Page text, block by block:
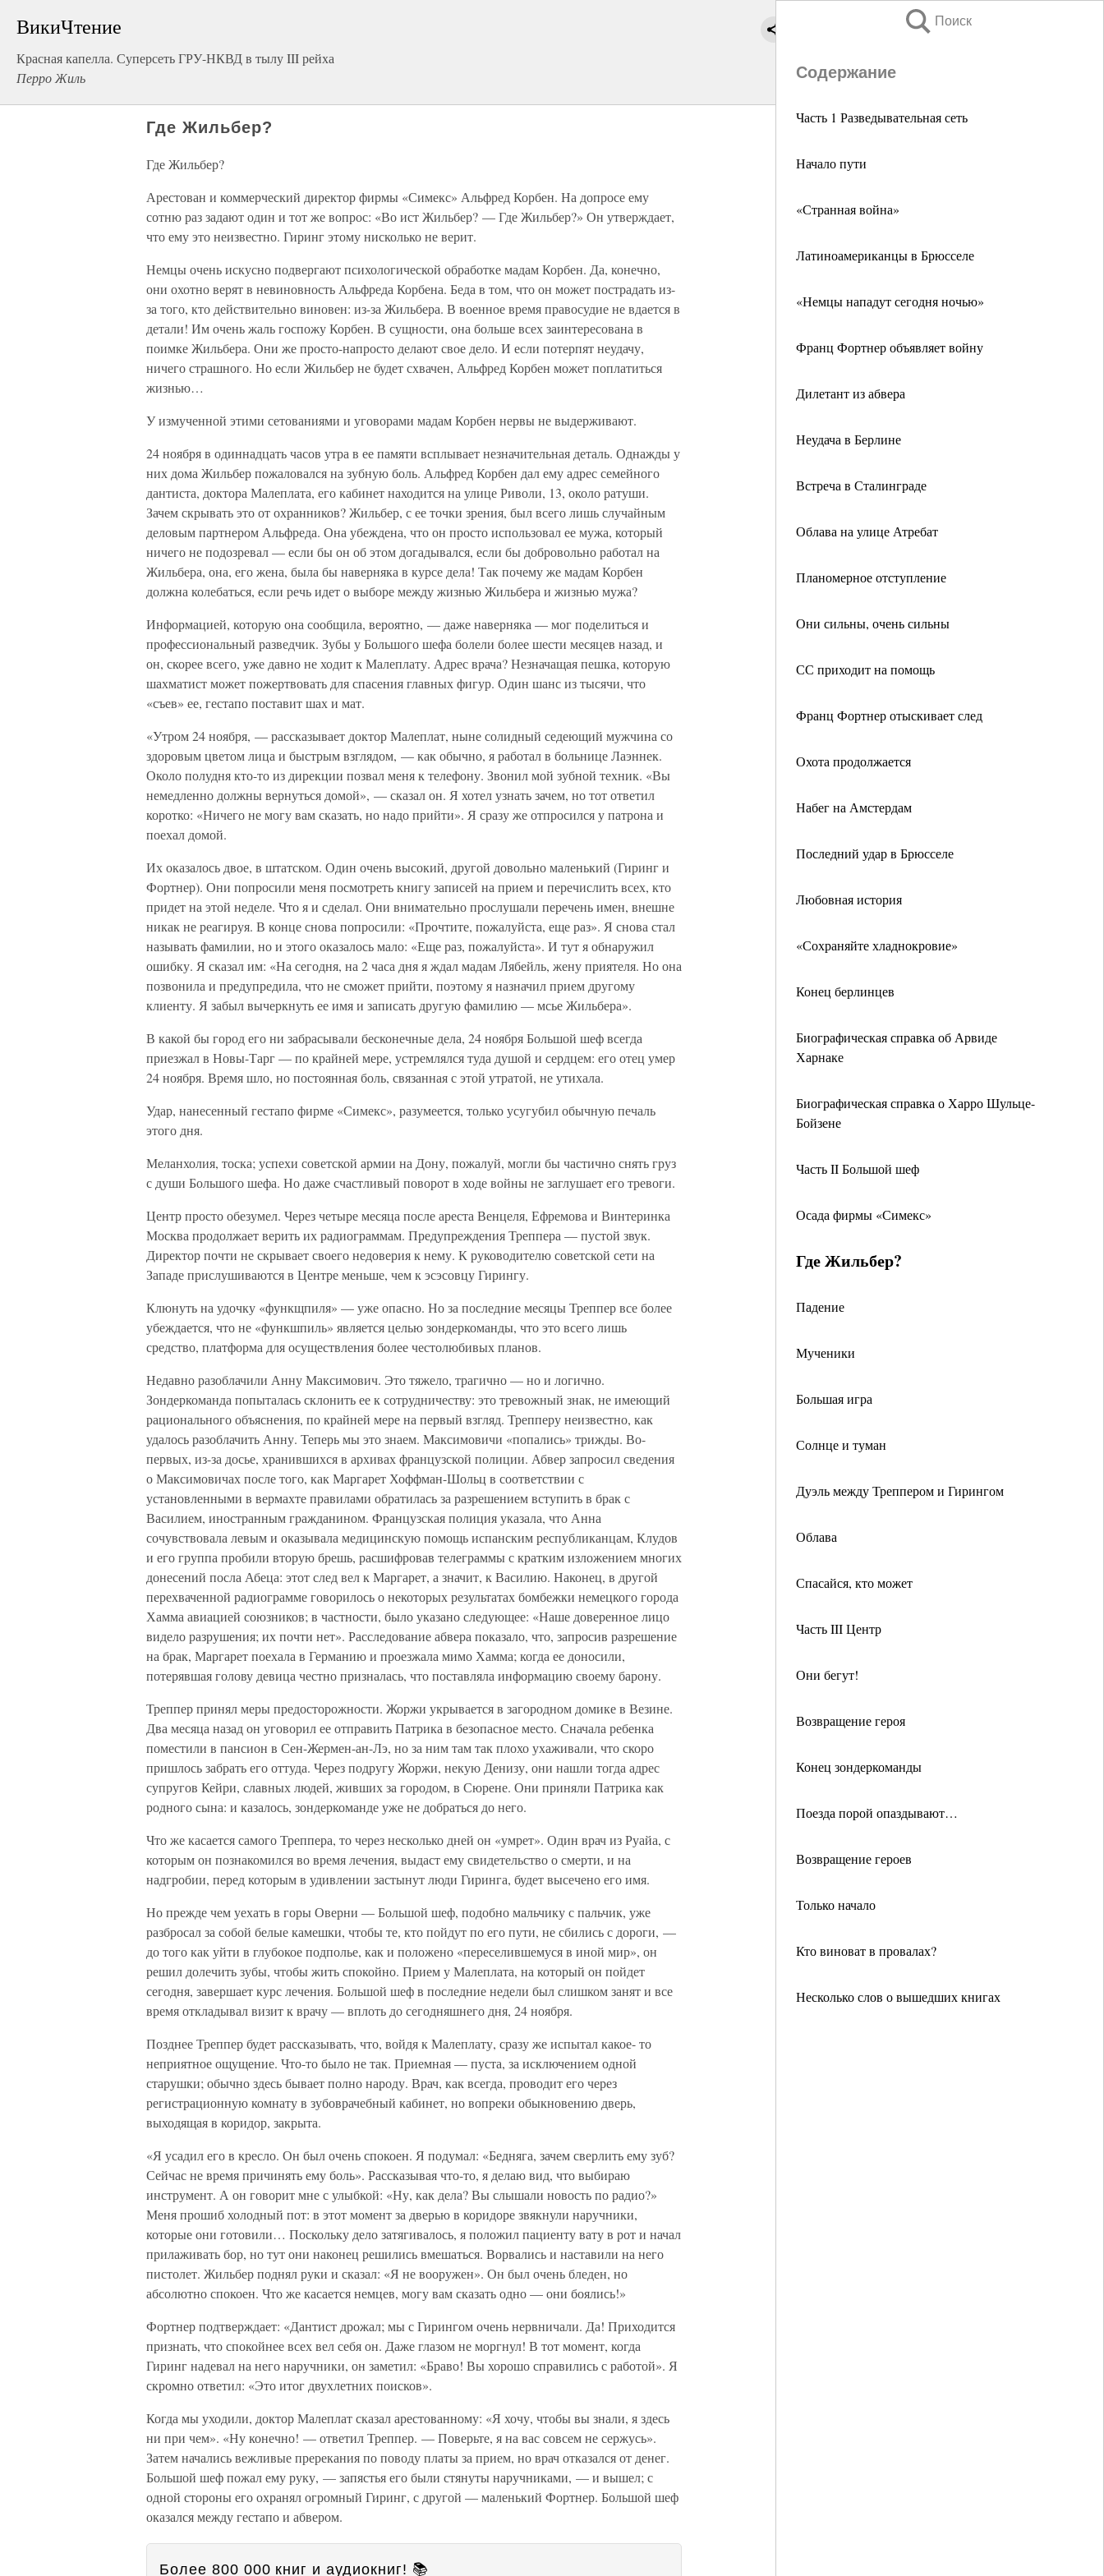
ВикиЧтение
Красная капелла. Суперсеть ГРУ-НКВД в тылу III рейха
Перро Жиль
Поиск
Содержание
Часть 1 Разведывательная сеть
Начало пути
«Странная война»
Латиноамериканцы в Брюсселе
«Немцы нападут сегодня ночью»
Франц Фортнер объявляет войну
Дилетант из абвера
Неудача в Берлине
Встреча в Сталинграде
Облава на улице Атребат
Планомерное отступление
Они сильны, очень сильны
СС приходит на помощь
Франц Фортнер отыскивает след
Охота продолжается
Набег на Амстердам
Последний удар в Брюсселе
Любовная история
«Сохраняйте хладнокровие»
Конец берлинцев
Биографическая справка об Арвиде
Харнаке
Биографическая справка о Харро Шульце-
Бойзене
Часть II Большой шеф
Осада фирмы «Симекс»
Где Жильбер?
Падение
Мученики
Большая игра
Солнце и туман
Дуэль между Треппером и Гирингом
Облава
Спасайся, кто может
Часть III Центр
Они бегут!
Возвращение героя
Конец зондеркоманды
Поезда порой опаздывают…
Возвращение героев
Только начало
Кто виноват в провалах?
Несколько слов о вышедших книгах
Где Жильбер?
Где Жильбер?
Арестован и коммерческий директор фирмы «Симекс» Альфред Корбен. На допросе ему
сотню раз задают один и тот же вопрос: «Во ист Жильбер? — Где Жильбер?» Он утверждает,
что ему это неизвестно. Гиринг этому нисколько не верит.
Немцы очень искусно подвергают психологической обработке мадам Корбен. Да, конечно,
они охотно верят в невиновность Альфреда Корбена. Беда в том, что он может пострадать из-
за того, кто действительно виновен: из-за Жильбера. В военное время правосудие не вдается в
детали! Им очень жаль госпожу Корбен. В сущности, она больше всех заинтересована в
поимке Жильбера. Они же просто-напросто делают свое дело. И если потерпят неудачу,
ничего страшного. Но если Жильбер не будет схвачен, Альфред Корбен может поплатиться
жизнью…
У измученной этими сетованиями и уговорами мадам Корбен нервы не выдерживают.
24 ноября в одиннадцать часов утра в ее памяти всплывает незначительная деталь. Однажды у
них дома Жильбер пожаловался на зубную боль. Альфред Корбен дал ему адрес семейного
дантиста, доктора Малеплата, его кабинет находится на улице Риволи, 13, около ратуши.
Зачем скрывать это от охранников? Жильбер, с ее точки зрения, был всего лишь случайным
деловым партнером Альфреда. Она убеждена, что он просто использовал ее мужа, который
ничего не подозревал — если бы он об этом догадывался, если бы добровольно работал на
Жильбера, она, его жена, была бы наверняка в курсе дела! Так почему же мадам Корбен
должна колебаться, если речь идет о выборе между жизнью Жильбера и жизнью мужа?
Информацией, которую она сообщила, вероятно, — даже наверняка — мог поделиться и
профессиональный разведчик. Зубы у Большого шефа болели более шести месяцев назад, и
он, скорее всего, уже давно не ходит к Малеплату. Адрес врача? Незначащая пешка, которую
шахматист может пожертвовать для спасения главных фигур. Один шанс из тысячи, что
«съев» ее, гестапо поставит шах и мат.
«Утром 24 ноября, — рассказывает доктор Малеплат, ныне солидный седеющий мужчина со
здоровым цветом лица и быстрым взглядом, — как обычно, я работал в больнице Лаэннек.
Около полудня кто-то из дирекции позвал меня к телефону. Звонил мой зубной техник. «Вы
немедленно должны вернуться домой», — сказал он. Я хотел узнать зачем, но тот ответил
коротко: «Ничего не могу вам сказать, но надо прийти». Я сразу же отпросился у патрона и
поехал домой.
Их оказалось двое, в штатском. Один очень высокий, другой довольно маленький (Гиринг и
Фортнер). Они попросили меня посмотреть книгу записей на прием и перечислить всех, кто
придет на этой неделе. Что я и сделал. Они внимательно прослушали перечень имен, внешне
никак не реагируя. В конце снова попросили: «Прочтите, пожалуйста, еще раз». Я снова стал
называть фамилии, но и этого оказалось мало: «Еще раз, пожалуйста». И тут я обнаружил
ошибку. Я сказал им: «На сегодня, на 2 часа дня я ждал мадам Лябейль, жену приятеля. Но она
позвонила и предупредила, что не сможет прийти, поэтому я назначил прием другому
клиенту. Я забыл вычеркнуть ее имя и записать другую фамилию — мсье Жильбера».
В какой бы город его ни забрасывали бесконечные дела, 24 ноября Большой шеф всегда
приезжал в Новы-Тарг — по крайней мере, устремлялся туда душой и сердцем: его отец умер
24 ноября. Время шло, но постоянная боль, связанная с этой утратой, не утихала.
Удар, нанесенный гестапо фирме «Симекс», разумеется, только усугубил обычную печаль
этого дня.
Меланхолия, тоска; успехи советской армии на Дону, пожалуй, могли бы частично снять груз
с души Большого шефа. Но даже счастливый поворот в ходе войны не заглушает его тревоги.
Центр просто обезумел. Через четыре месяца после ареста Венцеля, Ефремова и Винтеринка
Москва продолжает верить их радиограммам. Предупреждения Треппера — пустой звук.
Директор почти не скрывает своего недоверия к нему. К руководителю советской сети на
Западе прислушиваются в Центре меньше, чем к эсэсовцу Гирингу.
Клюнуть на удочку «функщпиля» — уже опасно. Но за последние месяцы Треппер все более
убеждается, что не «функшпиль» является целью зондеркоманды, что это всего лишь
средство, платформа для осуществления более честолюбивых планов.
Недавно разоблачили Анну Максимович. Это тяжело, трагично — но и логично.
Зондеркоманда попыталась склонить ее к сотрудничеству: это тревожный знак, не имеющий
рационального объяснения, по крайней мере на первый взгляд. Трепперу неизвестно, как
удалось разоблачить Анну. Теперь мы это знаем. Максимовичи «попались» трижды. Во-
первых, из-за досье, хранившихся в архивах французской полиции. Абвер запросил сведения
о Максимовичах после того, как Маргарет Хоффман-Шольц в соответствии с
установленными в вермахте правилами обратилась за разрешением вступить в брак с
Василием, иностранным гражданином. Французская полиция указала, что Анна
сочувствовала левым и оказывала медицинскую помощь испанским республиканцам, Клудов
и его группа пробили вторую брешь, расшифровав телеграммы с кратким изложением многих
донесений посла Абеца: этот след вел к Маргарет, а значит, к Василию. Наконец, в другой
перехваченной радиограмме говорилось о некоторых результатах бомбежки немецкого города
Хамма авиацией союзников; в частности, было указано следующее: «Наше доверенное лицо
видело разрушения; их почти нет». Расследование абвера показало, что, запросив разрешение
на брак, Маргарет поехала в Германию и проезжала мимо Хамма; когда ее доносили,
потерявшая голову девица честно призналась, что поставляла информацию своему барону.
Треппер принял меры предосторожности. Жоржи укрывается в загородном домике в Везине.
Два месяца назад он уговорил ее отправить Патрика в безопасное место. Сначала ребенка
поместили в пансион в Сен-Жермен-ан-Лэ, но за ним там так плохо ухаживали, что скоро
пришлось забрать его оттуда. Через подругу Жоржи, некую Денизу, они нашли тогда адрес
супругов Кейри, славных людей, живших за городом, в Сюрене. Они приняли Патрика как
родного сына: и казалось, зондеркоманде уже не добраться до него.
Что же касается самого Треппера, то через несколько дней он «умрет». Один врач из Руайа, с
которым он познакомился во время лечения, выдаст ему свидетельство о смерти, и на
надгробии, перед которым в удивлении застынут люди Гиринга, будет высечено его имя.
Но прежде чем уехать в горы Оверни — Большой шеф, подобно мальчику с пальчик, уже
разбросал за собой белые камешки, чтобы те, кто пойдут по его пути, не сбились с дороги, —
до того как уйти в глубокое подполье, как и положено «переселившемуся в иной мир», он
решил долечить зубы, чтобы жить спокойно. Прием у Малеплата, на который он пойдет
сегодня, завершает курс лечения. Большой шеф в последние недели был слишком занят и все
время откладывал визит к врачу — вплоть до сегодняшнего дня, 24 ноября.
Позднее Треппер будет рассказывать, что, войдя к Малеплату, сразу же испытал какое- то
неприятное ощущение. Что-то было не так. Приемная — пуста, за исключением одной
старушки; обычно здесь бывает полно народу. Врач, как всегда, проводит его через
регистрационную комнату в зубоврачебный кабинет, но вопреки обыкновению дверь,
выходящая в коридор, закрыта.
«Я усадил его в кресло. Он был очень спокоен. Я подумал: «Бедняга, зачем сверлить ему зуб?
Сейчас не время причинять ему боль». Рассказывая что-то, я делаю вид, что выбираю
инструмент. А он говорит мне с улыбкой: «Ну, как дела? Вы слышали новость по радио?»
Меня прошиб холодный пот: в этот момент за дверью в коридоре звякнули наручники,
которые они готовили… Поскольку дело затягивалось, я положил пациенту вату в рот и начал
прилаживать бор, но тут они наконец решились вмешаться. Ворвались и наставили на него
пистолет. Жильбер поднял руки и сказал: «Я не вооружен». Он был очень бледен, но
абсолютно спокоен. Что же касается немцев, могу вам сказать одно — они боялись!»
Фортнер подтверждает: «Дантист дрожал; мы с Гирингом очень нервничали. Да! Приходится
признать, что спокойнее всех вел себя он. Даже глазом не моргнул! В тот момент, когда
Гиринг надевал на него наручники, он заметил: «Браво! Вы хорошо справились с работой». Я
скромно ответил: «Это итог двухлетних поисков».
Когда мы уходили, доктор Малеплат сказал арестованному: «Я хочу, чтобы вы знали, я здесь
ни при чем». «Ну конечно! — ответил Треппер. — Поверьте, я на вас совсем не сержусь».
Затем начались вежливые пререкания по поводу платы за прием, но врач отказался от денег.
Большой шеф пожал ему руку, — запястья его были стянуты наручниками, — и вышел; с
одной стороны его охранял огромный Гиринг, с другой — маленький Фортнер. Большой шеф
оказался между гестапо и абвером.
Более 800 000 книг и аудиокниг! 📚